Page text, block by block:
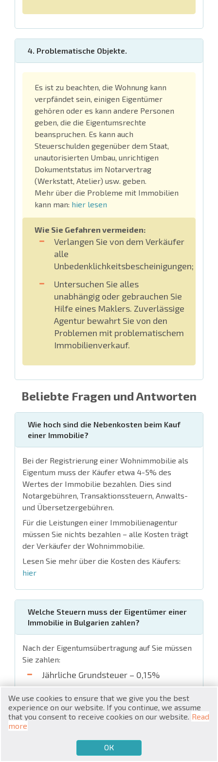
€
₴
zł
EN
BG
4. Problematische Objekte.
Es ist zu beachten, die Wohnung kann
verpfändet sein, einigen Eigentümer
gehören oder es kann andere Personen
geben, die die Eigentumsrechte
beanspruchen. Es kann auch
Steuerschulden gegenüber dem Staat,
unautorisierten Umbau, unrichtigen
Dokumentstatus im Notarvertrag
(Werkstatt, Atelier) usw. geben.
Mehr über die Probleme mit Immobilien
kann man: hier lesen
Wie Sie Gefahren vermeiden:
Verlangen Sie von dem Verkäufer
alle
Unbedenklichkeitsbescheinigungen;
Untersuchen Sie alles
unabhängig oder gebrauchen Sie
Hilfe eines Maklers. Zuverlässige
Agentur bewahrt Sie von den
Problemen mit problematischem
Immobilienverkauf.
Beliebte Fragen und Antworten
Wie hoch sind die Nebenkosten beim Kauf
einer Immobilie?
Bei der Registrierung einer Wohnimmobilie als
Eigentum muss der Käufer etwa 4-5% des
Wertes der Immobilie bezahlen. Dies sind
Notargebühren, Transaktionssteuern, Anwalts-
und Übersetzergebühren.
Für die Leistungen einer Immobilienagentur
müssen Sie nichts bezahlen – alle Kosten trägt
der Verkäufer der Wohnimmobilie.
Lesen Sie mehr über die Kosten des Käufers:
hier
Welche Steuern muss der Eigentümer einer
Immobilie in Bulgarien zahlen?
Nach der Eigentumsübertragung auf Sie müssen
Sie zahlen:
Jährliche Grundsteuer – 0,15%
Gemeindegebühr – (0,2-1% je nach
Gemeinde);
Unterstützungsgebühr – jährliche
(von 50 bis 3000 Euro pro Jahr).
We use cookies to ensure that we give you the best
experience on our website. If you continue, we assume
that you consent to receive cookies on our website. Read
more
ОК